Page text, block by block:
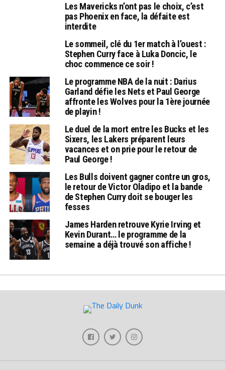
Les Mavericks n’ont pas le choix, c’est
pas Phoenix en face, la défaite est
interdite
Le sommeil, clé du 1er match à l’ouest :
Stephen Curry face à Luka Doncic, le
choc commence ce soir !
Le programme NBA de la nuit : Darius
Garland défie les Nets et Paul George
affronte les Wolves pour la 1ère journée
de playin !
Le duel de la mort entre les Bucks et les
Sixers, les Lakers préparent leurs
vacances et on prie pour le retour de
Paul George !
Les Bulls doivent gagner contre un gros,
le retour de Victor Oladipo et la bande
de Stephen Curry doit se bouger les
fesses
James Harden retrouve Kyrie Irving et
Kevin Durant… le programme de la
semaine a déjà trouvé son affiche !